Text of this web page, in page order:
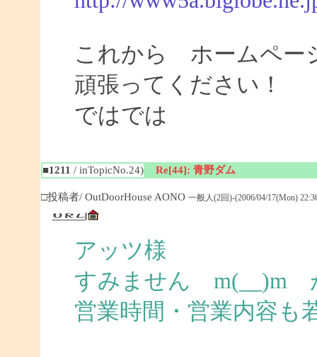
これから ホームペー
頑張ってください！
ではでは
■1211 / inTopicNo.24) Re[44]: 青野ダム
□投稿者/ OutDoorHouse AONO 一般人(2回)-(2006/04/17(Mon)
アッツ様
すみません m(__)m
営業時間・営業内容も